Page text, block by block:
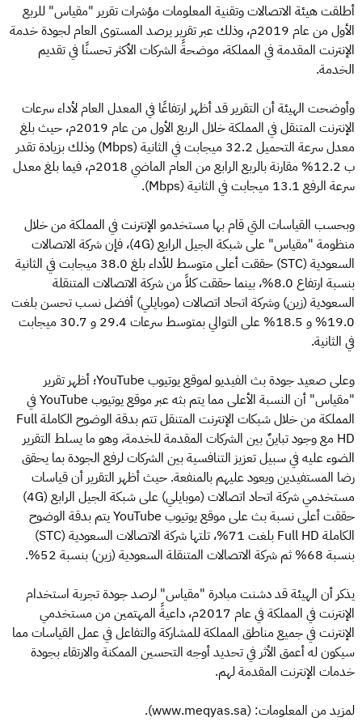
أطلقت هيئة الاتصالات وتقنية المعلومات مؤشرات تقرير "مقياس" للربع
الأول من عام 2019م، وذلك عبر تقرير يرصد المستوى العام لجودة خدمة
الإنترنت المقدمة في المملكة، موضحةً الشركات الأكثر تحسنًا في تقديم
الخدمة.
وأوضحت الهيئة أن التقرير قد أظهر ارتفاعًا في المعدل العام لأداء سرعات
الإنترنت المتنقل في المملكة خلال الربع الأول من عام 2019م، حيث بلغ
معدل سرعة التحميل 32.2 ميجابت في الثانية (Mbps) وذلك بزيادة تقدر
ب 12.2% مقارنة بالربع الرابع من العام الماضي 2018م، فيما بلغ معدل
سرعة الرفع 13.1 ميجابت في الثانية (Mbps).
وبحسب القياسات التي قام بها مستخدمو الإنترنت في المملكة من خلال
منظومة "مقياس" على شبكة الجيل الرابع (4G)، فإن شركة الاتصالات
السعودية (STC) حققت أعلى متوسط للأداء بلغ 38.0 ميجابت في الثانية
بنسبة ارتفاع 8.0%، بينما حققت كلاً من شركة الاتصالات المتنقلة
السعودية (زين) وشركة اتحاد اتصالات (موبايلي) أفضل نسب تحسن بلغت
19.0% و 18.5% على التوالي بمتوسط سرعات 29.4 و 30.7 ميجابت
في الثانية.
وعلى صعيد جودة بث الفيديو لموقع يوتيوب YouTube؛ أظهر تقرير
"مقياس" أن النسبة الأعلى مما يتم بثه عبر موقع يوتيوب YouTube في
المملكة من خلال شبكات الإنترنت المتنقل تتم بدقة الوضوح الكاملة Full
HD مع وجود تباينٌ بين الشركات المقدمة للخدمة، وهو ما يسلط التقرير
الضوء عليه في سبيل تعزيز التنافسية بين الشركات لرفع الجودة بما يحقق
رضا المستفيدين ويعود عليهم بالمنفعة. حيث أظهر التقرير أن قياسات
مستخدمي شركة اتحاد اتصالات (موبايلي) على شبكة الجيل الرابع (4G)
حققت أعلى نسبة بث على موقع يوتيوب YouTube يتم بدقة الوضوح
الكاملة Full HD بلغت 71%، تلتها شركة الاتصالات السعودية (STC)
بنسبة 68% ثم شركة الاتصالات المتنقلة السعودية (زين) بنسبة 52%.
يذكر أن الهيئة قد دشنت مبادرة "مقياس" لرصد جودة تجربة استخدام
الإنترنت في المملكة في عام 2017م، داعيةً المهتمين من مستخدمي
الإنترنت في جميع مناطق المملكة للمشاركة والتفاعل في عمل القياسات مما
سيكون له أعمق الأثر في تحديد أوجه التحسين الممكنة والارتقاء بجودة
خدمات الإنترنت المقدمة لهم.
لمزيد من المعلومات: (www.meqyas.sa).